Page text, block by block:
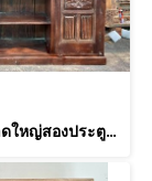
ตู้โชว์ไม้ขนาดใหญ่สองประตูแต่งเหล็กกลึง